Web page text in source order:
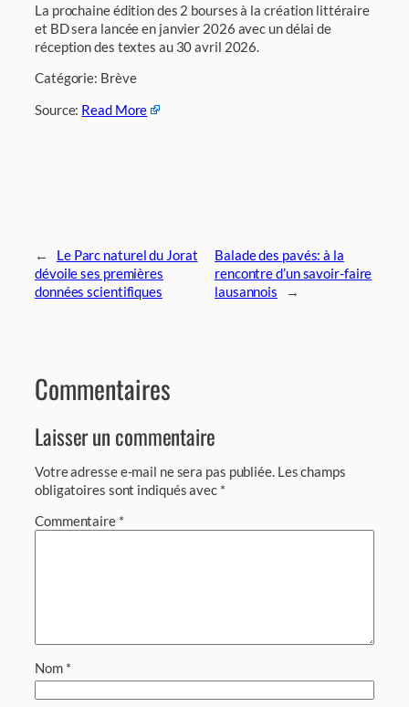
La prochaine édition des 2 bourses à la création littéraire
et BD sera lancée en janvier 2026 avec un délai de
réception des textes au 30 avril 2026.
Catégorie: Brève
Source: Read More
←
Le Parc naturel du Jorat
dévoile ses premières
données scientifiques
Balade des pavés: à la
rencontre d’un savoir-faire
lausannois
→
Commentaires
Laisser un commentaire
Votre adresse e-mail ne sera pas publiée. Les champs
obligatoires sont indiqués avec *
Commentaire *
Nom *